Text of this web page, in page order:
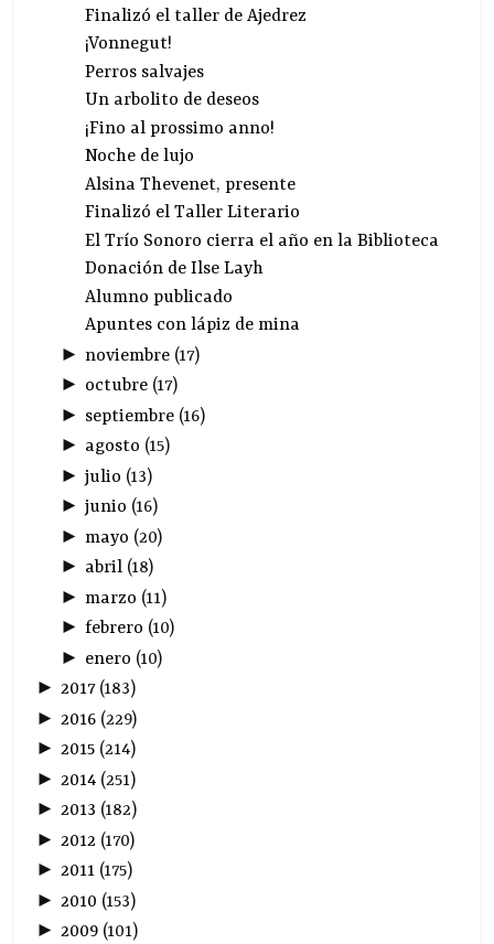
Finalizó el taller de Ajedrez
¡Vonnegut!
Perros salvajes
Un arbolito de deseos
¡Fino al prossimo anno!
Noche de lujo
Alsina Thevenet, presente
Finalizó el Taller Literario
El Trío Sonoro cierra el año en la Biblioteca
Donación de Ilse Layh
Alumno publicado
Apuntes con lápiz de mina
► noviembre(17)
► octubre(17)
► septiembre(16)
► agosto (15)
► julio (13)
► junio (16)
► mayo (20)
► abril(18)
► marzo (11)
► febrero (10)
► enero (10)
►2017(183)
► 2016 (229)
►2015 (214)
► 2014 (251)
►2013 (182)
► 2012 (170)
►2011 (175)
► 2010 (153)
►2009 (101)